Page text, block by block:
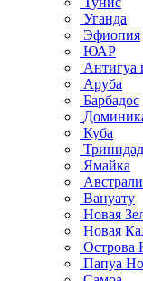
Уганда
Эфиопия
ЮАР
Антигуа
Аруба
Барбадос
Куба
Ямайка
Вануату
Новая
Новая
Острова
Папуа